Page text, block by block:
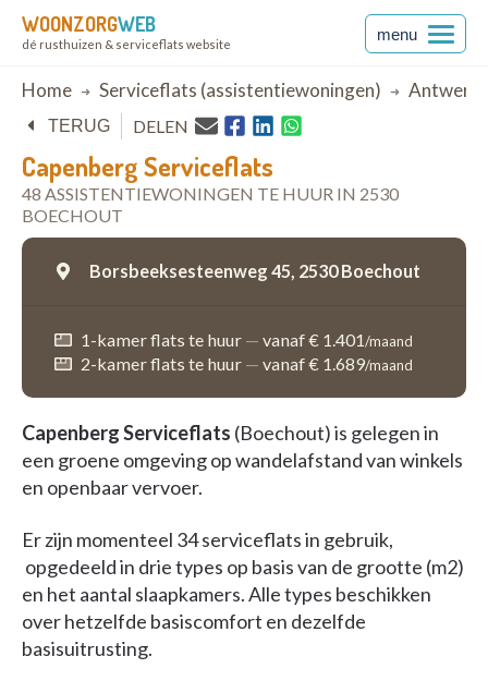
WOONZORGWEB
dé rusthuizen & serviceflats website
menu
Breadcrumb
Home Serviceflats (assistentiewoningen)
Capenberg Serviceflats
48 ASSISTENTIEWONINGEN TE HUUR IN 2530
BOECHOUT
TERUG DELEN
Borsbeeksesteenweg 45, 2530 Boechout
1-kamer flats te huur — vanaf € 1.401/maand
2-kamer flats te huur — vanaf € 1.689/maand
Capenberg Serviceflats (Boechout) is gelegen in
een groene omgeving op wandelafstand van winkels
en openbaar vervoer.
Er zijn momenteel 34 serviceflats in gebruik,
opgedeeld in drie types op basis van de grootte (m2)
en het aantal slaapkamers. Alle types beschikken
over hetzelfde basiscomfort en dezelfde
basisuitrusting.